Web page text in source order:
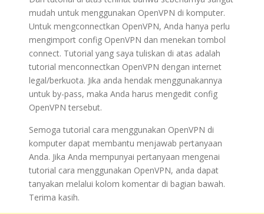
mudah untuk menggunakan OpenVPN di komputer.
Untuk mengconnectkan OpenVPN, Anda hanya perlu
mengimport config OpenVPN dan menekan tombol
connect. Tutorial yang saya tuliskan di atas adalah
tutorial menconnectkan OpenVPN dengan internet
legal/berkuota. Jika anda hendak menggunakannya
untuk by-pass, maka Anda harus mengedit config
OpenVPN tersebut.
Semoga tutorial cara menggunakan OpenVPN di
komputer dapat membantu menjawab pertanyaan
Anda. Jika Anda mempunyai pertanyaan mengenai
tutorial cara menggunakan OpenVPN, anda dapat
tanyakan melalui kolom komentar di bagian bawah.
Terima kasih.